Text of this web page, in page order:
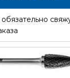
СТОИМОСТЬ